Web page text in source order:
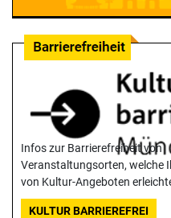
Infos zur Barrierefreiheit von
Veranstaltungsorten, welche
von Kultur-Angeboten
KULTUR BARRIEREFREI